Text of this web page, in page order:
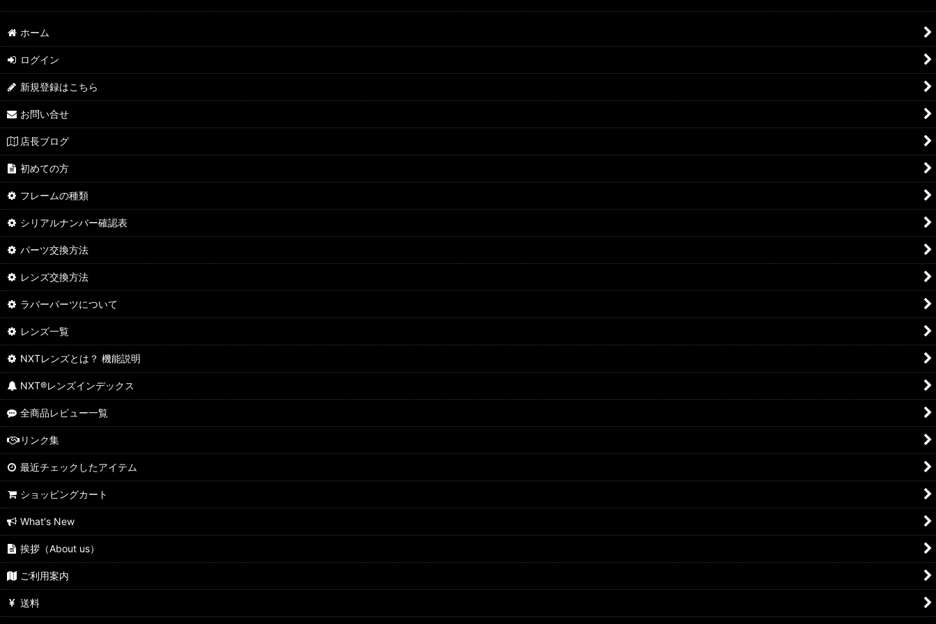
ホーム
ログイン
新規登録はこちら
お問い合せ
店長ブログ
初めての方
フレームの種類
シリアルナンバー確認表
パーツ交換方法
レンズ交換方法
ラバーパーツについて
レンズ一覧
NXTレンズとは？ 機能説明
NXT®レンズインデックス
全商品レビュー一覧
リンク集
最近チェックしたアイテム
ショッピングカート
What's New
挨拶（About us）
ご利用案内
送料